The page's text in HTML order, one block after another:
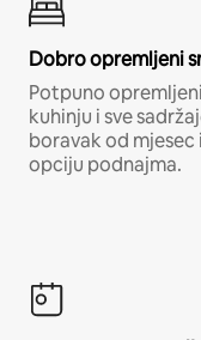
Dobro opremljeni
Potpuno
kuhinju i sve
boravak od mjesec
opciju podnajma.